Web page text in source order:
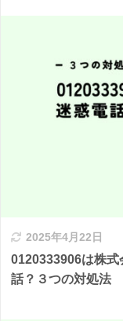
2025年4月22日
0120333906は株
話？３つの対処法